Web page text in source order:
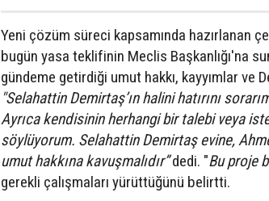
Yeni çözüm süreci kapsamında hazırlanan
bugün yasa teklifinin Meclis Başkanlığı'na
gündeme getirdiği umut hakkı, kayyımlar ve
"Selahattin Demirtaş’ın halini hatırını
Ayrıca kendisinin herhangi bir talebi veya
söylüyorum. Selahattin Demirtaş evine,
umut hakkına kavuşmalıdır”dedi. "Bu proje
gerekli çalışmaları yürüttüğünü belirtti.